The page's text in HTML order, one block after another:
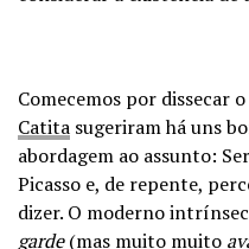
Comecemos por dissecar
Catita sugeriram há uns
abordagem ao assunto:
Picasso e, de repente,
dizer. O moderno
garde(mas muito muito